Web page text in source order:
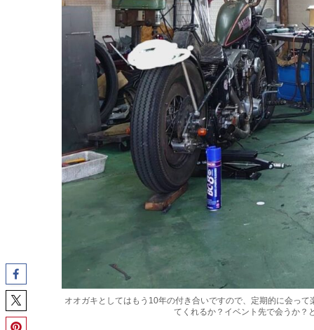
オオガキとしてはもう10年の付き合いですので、定期的に会っ
てくれるか？イベント先で会うか？